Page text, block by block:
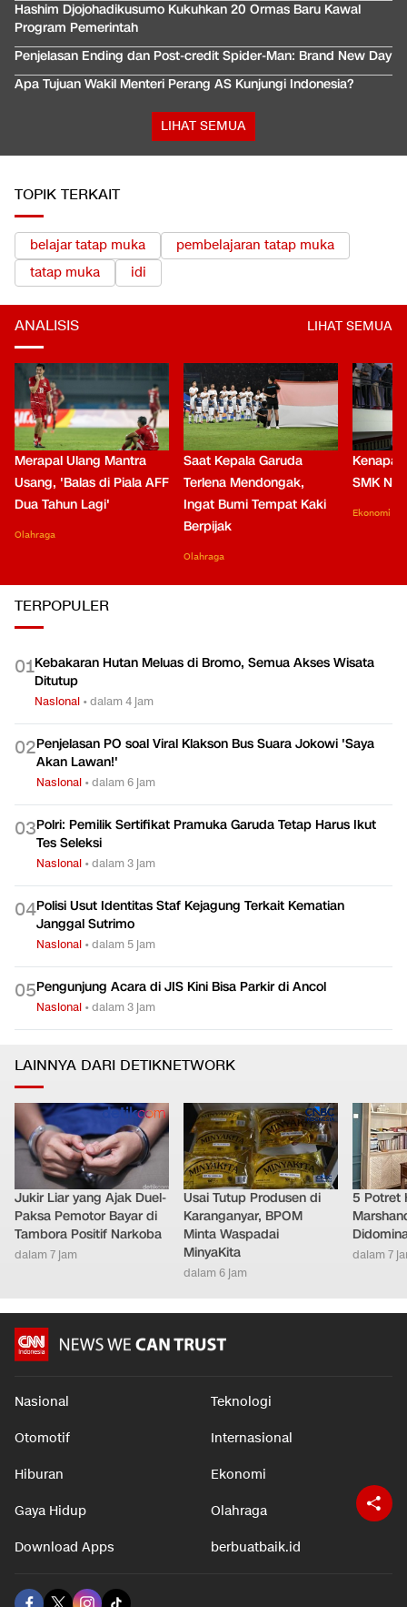
Hashim Djojohadikusumo Kukuhkan 20 Ormas Baru Kawal
Program Pemerintah
Penjelasan Ending dan Post-credit Spider-Man: Brand New Day
Apa Tujuan Wakil Menteri Perang AS Kunjungi Indonesia?
LIHAT SEMUA
TOPIK TERKAIT
belajar tatap muka
pembelajaran tatap muka
tatap muka
idi
ANALISIS LIHAT SEMUA
Merapal Ulang Mantra
Usang, 'Balas di Piala AFF
Dua Tahun Lagi'
Olahraga
Saat Kepala Garuda
Terlena Mendongak,
Ingat Bumi Tempat Kaki
Berpijak
Olahraga
Kenapa
SMK
Ekonomi
TERPOPULER
01Kebakaran Hutan Meluas di Bromo, Semua Akses Wisata
Ditutup
Nasional •dalam 4 jam
02Penjelasan PO soal Viral Klakson Bus Suara Jokowi 'Saya
Akan Lawan!'
Nasional •dalam 6 jam
03Polri: Pemilik Sertifikat Pramuka Garuda Tetap Harus Ikut
Tes Seleksi
Nasional •dalam 3 jam
04Polisi Usut Identitas Staf Kejagung Terkait Kematian
Janggal Sutrimo
Nasional •dalam 5 jam
05Pengunjung Acara di JIS Kini Bisa Parkir di Ancol
Nasional •dalam 3 jam
LAINNYA DARI DETIKNETWORK
Jukir Liar yang Ajak Duel-
Paksa Pemotor Bayar di
Tambora Positif Narkoba
dalam 7 jam
Usai Tutup Produsen di
Karanganyar, BPOM
Minta Waspadai
MinyaKita
dalam 6 jam
5 Potret
dalam 7
Nasional Teknologi
Otomotif Internasional
Hiburan Ekonomi
Gaya Hidup Olahraga
Download Apps berbuatbaik.id